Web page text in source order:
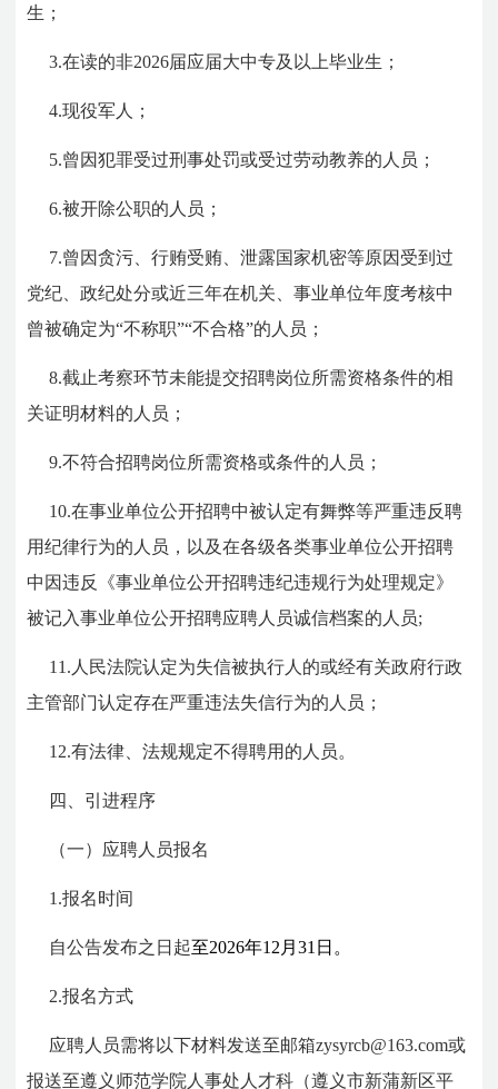
生；
3.在读的非2026届应届大中专及以上毕业生；
4.现役军人；
5.曾因犯罪受过刑事处罚或受过劳动教养的人员；
6.被开除公职的人员；
7.曾因贪污、行贿受贿、泄露国家机密等原因受到过
党纪、政纪处分或近三年在机关、事业单位年度考核中
曾被确定为“不称职”“不合格”的人员；
8.截止考察环节未能提交招聘岗位所需资格条件的相
关证明材料的人员；
9.不符合招聘岗位所需资格或条件的人员；
10.在事业单位公开招聘中被认定有舞弊等严重违反聘
用纪律行为的人员，以及在各级各类事业单位公开招聘
中因违反《事业单位公开招聘违纪违规行为处理规定》
被记入事业单位公开招聘应聘人员诚信档案的人员;
11.人民法院认定为失信被执行人的或经有关政府行政
主管部门认定存在严重违法失信行为的人员；
12.有法律、法规规定不得聘用的人员。
四、引进程序
（一）应聘人员报名
1.报名时间
自公告发布之日起至2026年12月31日。
2.报名方式
应聘人员需将以下材料发送至邮箱zysyrcb@163.com或
报送至遵义师范学院人事处人才科（遵义市新蒲新区平